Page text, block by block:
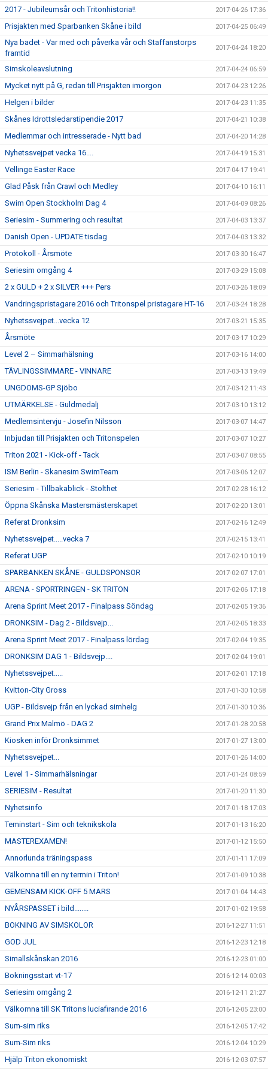
2017 - Jubileumsår och Tritonhistoria!! 2017-04-26 17:36
Prisjakten med Sparbanken Skåne i bild 2017-04-25 06:49
Nya badet - Var med och påverka vår och Staffanstorps
framtid
2017-04-24 18:20
Simskoleavslutning 2017-04-24 06:59
Mycket nytt på G, redan till Prisjakten imorgon 2017-04-23 12:26
Helgen i bilder 2017-04-23 11:35
Skånes Idrottsledarstipendie 2017 2017-04-21 10:38
Medlemmar och intresserade - Nytt bad 2017-04-20 14:28
Nyhetssvejpet vecka 16.... 2017-04-19 15:31
Vellinge Easter Race 2017-04-17 19:41
Glad Påsk från Crawl och Medley 2017-04-10 16:11
Swim Open Stockholm Dag 4 2017-04-09 08:26
Seriesim - Summering och resultat 2017-04-03 13:37
Danish Open - UPDATE tisdag 2017-04-03 13:32
Protokoll - Årsmöte 2017-03-30 16:47
Seriesim omgång 4 2017-03-29 15:08
2 x GULD + 2 x SILVER +++ Pers 2017-03-26 18:09
Vandringspristagare 2016 och Tritonspel pristagare HT-16 2017-03-24 18:28
Nyhetssvejpet...vecka 12 2017-03-21 15:35
Årsmöte 2017-03-17 10:29
Level 2 – Simmarhälsning 2017-03-16 14:00
TÄVLINGSSIMMARE - VINNARE 2017-03-13 19:49
UNGDOMS-GP Sjöbo 2017-03-12 11:43
UTMÄRKELSE - Guldmedalj 2017-03-10 13:12
Medlemsintervju - Josefin Nilsson 2017-03-07 14:47
Inbjudan till Prisjakten och Tritonspelen 2017-03-07 10:27
Triton 2021 - Kick-off - Tack 2017-03-07 08:55
ISM Berlin - Skanesim SwimTeam 2017-03-06 12:07
Seriesim - Tillbakablick - Stolthet 2017-02-28 16:12
Öppna Skånska Mastersmästerskapet 2017-02-20 13:01
Referat Dronksim 2017-02-16 12:49
Nyhetssvejpet.....vecka 7 2017-02-15 13:41
Referat UGP 2017-02-10 10:19
SPARBANKEN SKÅNE - GULDSPONSOR 2017-02-07 17:01
ARENA - SPORTRINGEN - SK TRITON 2017-02-06 17:18
Arena Sprint Meet 2017 - Finalpass Söndag 2017-02-05 19:36
DRONKSIM - Dag 2 - Bildsvejp... 2017-02-05 18:33
Arena Sprint Meet 2017 - Finalpass lördag 2017-02-04 19:35
DRONKSIM DAG 1 - Bildsvejp.... 2017-02-04 19:01
Nyhetssvejpet..... 2017-02-01 17:18
Kvitton-City Gross 2017-01-30 10:58
UGP - Bildsvejp från en lyckad simhelg 2017-01-30 10:36
Grand Prix Malmö - DAG 2 2017-01-28 20:58
Kiosken inför Dronksimmet 2017-01-27 13:00
Nyhetssvejpet... 2017-01-26 14:00
Level 1 - Simmarhälsningar 2017-01-24 08:59
SERIESIM - Resultat 2017-01-20 11:30
Nyhetsinfo 2017-01-18 17:03
Teminstart - Sim och teknikskola 2017-01-13 16:20
MASTEREXAMEN! 2017-01-12 15:50
Annorlunda träningspass 2017-01-11 17:09
Välkomna till en ny termin i Triton! 2017-01-09 10:38
GEMENSAM KICK-OFF 5 MARS 2017-01-04 14:43
NYÅRSPASSET i bild........ 2017-01-02 19:58
BOKNING AV SIMSKOLOR 2016-12-27 11:51
GOD JUL 2016-12-23 12:18
Simallskånskan 2016 2016-12-23 01:00
Bokningsstart vt-17 2016-12-14 00:03
Seriesim omgång 2 2016-12-11 21:27
Välkomna till SK Tritons luciafirande 2016 2016-12-05 23:00
Sum-sim riks 2016-12-05 17:42
Sum-Sim riks 2016-12-04 10:29
Hjälp Triton ekonomiskt 2016-12-03 07:57